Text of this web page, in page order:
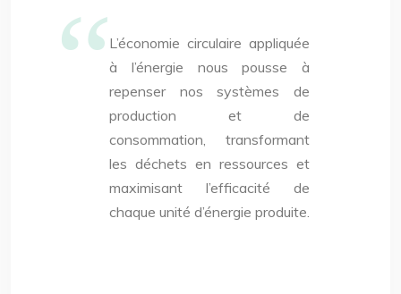
L’économie circulaire appliquée
à l’énergie nous pousse à
repenser nos systèmes de
production et de
consommation, transformant
les déchets en ressources et
maximisant l’efficacité de
chaque unité d’énergie produite.